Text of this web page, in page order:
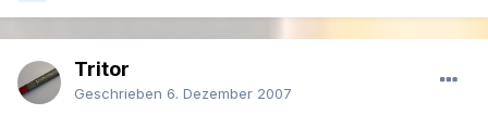
Tritor
Geschrieben 6. Dezember 2007